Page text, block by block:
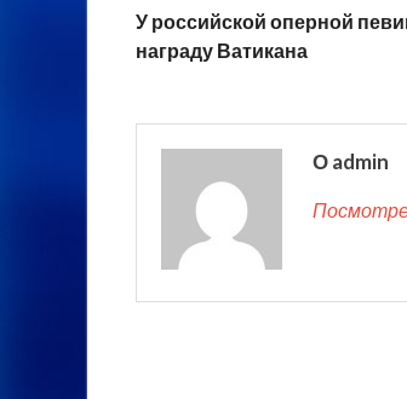
У российской оперной
награду Ватикана
О admin